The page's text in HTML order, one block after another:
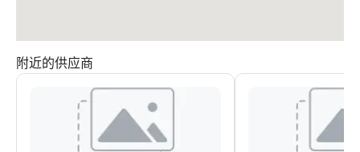
附近的供应商